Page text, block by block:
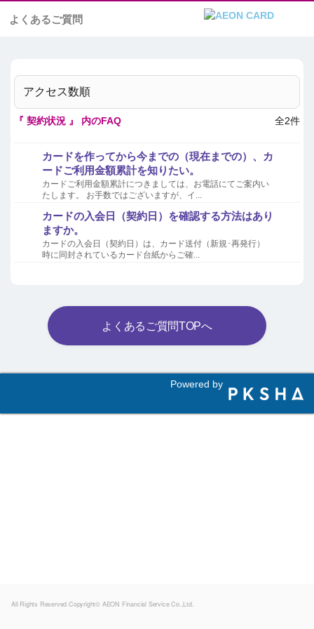
よくあるご質問
『 契約状況 』 内のFAQ 全2件
カードを作ってから今までの（現在までの）、カ
ードご利用金額累計を知りたい。
カードご利用金額累計につきましては、お電話にてご案内い
たします。 お手数ではございますが、イ...
カードの入会日（契約日）を確認する方法はあり
ますか。
カードの入会日（契約日）は、カード送付（新規･再発行）
時に同封されているカード台紙からご確...
よくあるご質問TOPへ
All Rights Reserved.Copyright© AEON Financial Service Co.,Ltd.
Powered by